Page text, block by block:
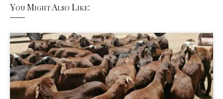
You Might Also Like: